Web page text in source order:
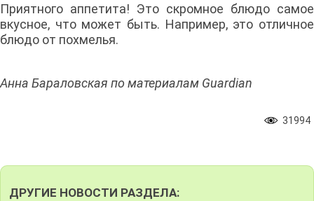
Приятного аппетита! Это скромное блюдо самое
вкусное, что может быть. Например, это отличное
блюдо от похмелья.
Анна Бараловская по материалам Guardian
31994
ДРУГИЕ НОВОСТИ РАЗДЕЛА: